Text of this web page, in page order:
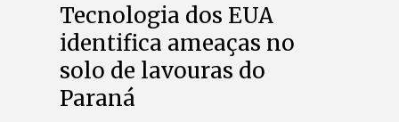
Tecnologia dos EUA
identifica ameaças no
solo de lavouras do
Paraná